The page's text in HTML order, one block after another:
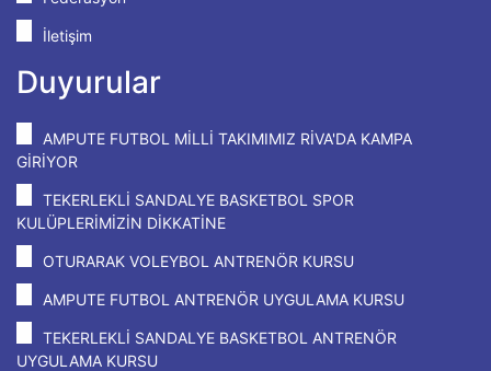
İletişim
Duyurular
AMPUTE FUTBOL MİLLİ TAKIMIMIZ RİVA'DA KAMPA
GİRİYOR
TEKERLEKLİ SANDALYE BASKETBOL SPOR
KULÜPLERİMİZİN DİKKATİNE
OTURARAK VOLEYBOL ANTRENÖR KURSU
AMPUTE FUTBOL ANTRENÖR UYGULAMA KURSU
TEKERLEKLİ SANDALYE BASKETBOL ANTRENÖR
UYGULAMA KURSU